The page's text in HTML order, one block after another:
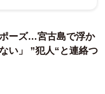
ーズ…宮古島で浮か
い」 ”犯人“と連絡つ